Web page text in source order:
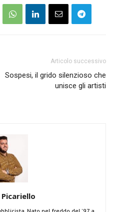
Articolo successivo
Sospesi, il grido silenzioso che
unisce gli artisti